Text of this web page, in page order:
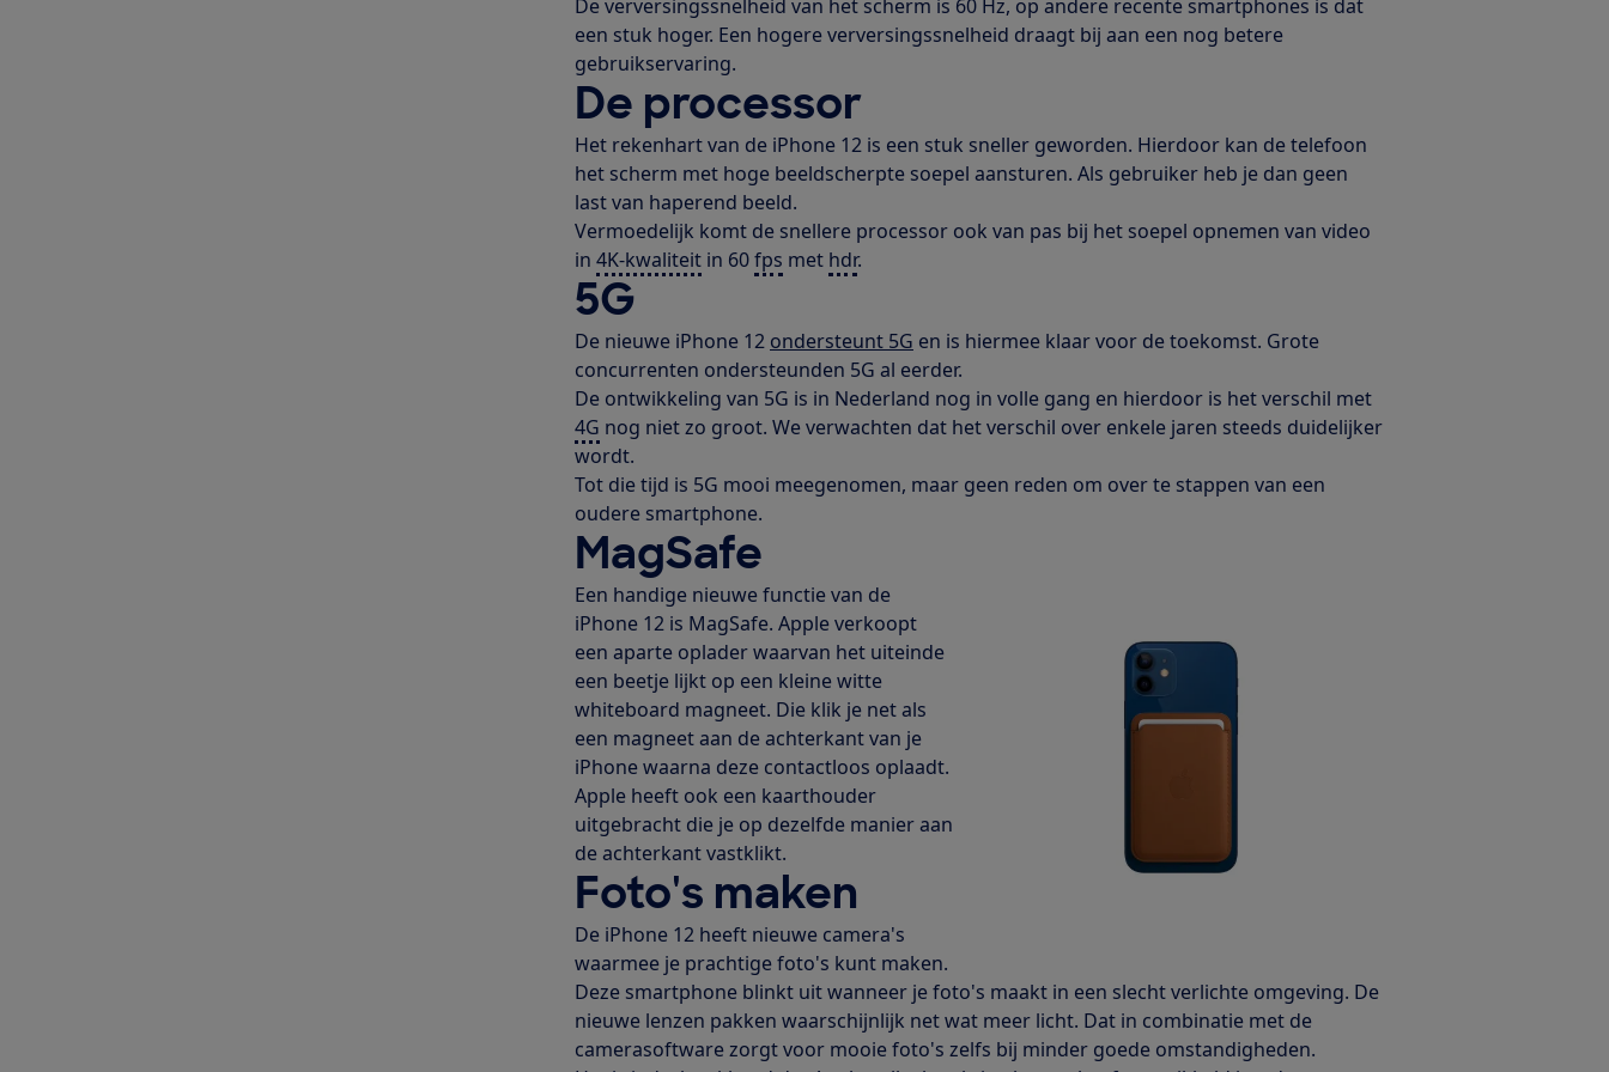
De verversingssnelheid van het scherm is 60 Hz, op andere recente smartphones is dat
een stuk hoger. Een hogere verversingssnelheid draagt bij aan een nog betere
gebruikservaring.
De processor
Het rekenhart van de iPhone 12 is een stuk sneller geworden. Hierdoor kan de telefoon
het scherm met hoge beeldscherpte soepel aansturen. Als gebruiker heb je dan geen
last van haperend beeld.
Vermoedelijk komt de snellere processor ook van pas bij het soepel opnemen van video
in 4K-kwaliteit in 60fps met hdr.
5G
De nieuwe iPhone 12 ondersteunt 5G en is hiermee klaar voor de toekomst. Grote
concurrenten ondersteunden 5G al eerder.
De ontwikkeling van 5G is in Nederland nog in volle gang en hierdoor is het verschil met
4G nog niet zo groot. We verwachten dat het verschil over enkele jaren steeds duidelijker
wordt.
Tot die tijd is 5G mooi meegenomen, maar geen reden om over te stappen van een
oudere smartphone.
MagSafe
Een handige nieuwe functie van de
iPhone 12 is MagSafe. Apple verkoopt
een aparte oplader waarvan het uiteinde
een beetje lijkt op een kleine witte
whiteboard magneet. Die klik je net als
een magneet aan de achterkant van je
iPhone waarna deze contactloos oplaadt.
Apple heeft ook een kaarthouder
uitgebracht die je op dezelfde manier aan
de achterkant vastklikt.
Foto's maken
De iPhone 12 heeft nieuwe camera's
waarmee je prachtige foto's kunt maken.
Deze smartphone blinkt uit wanneer je foto's maakt in een slecht verlichte omgeving. De
nieuwe lenzen pakken waarschijnlijk net wat meer licht. Dat in combinatie met de
camerasoftware zorgt voor mooie foto's zelfs bij minder goede omstandigheden.